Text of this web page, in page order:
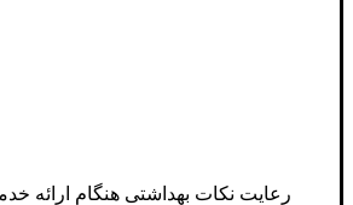
رعایت نکات بهداشتی هنگام ارائه